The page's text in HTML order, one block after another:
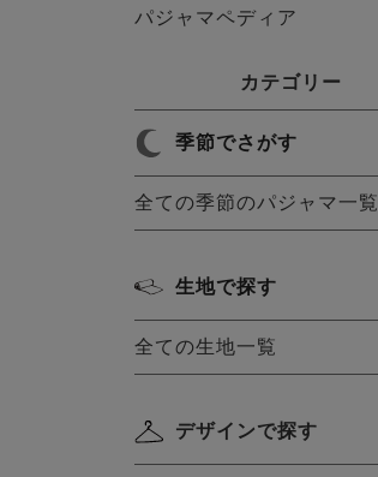
パジャマペディア
カテゴリー
季節でさがす
全ての季節のパジャマ一覧
生地で探す
全ての生地一覧
デザインで探す